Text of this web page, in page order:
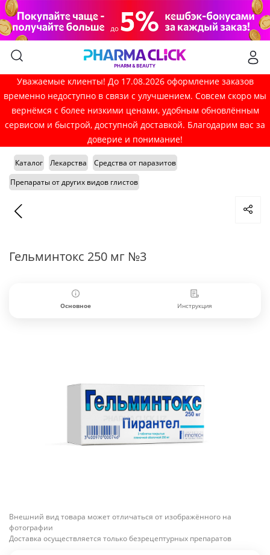
Уважаемые клиенты! До 17.08.2026 оформление заказов
временно недоступно в связи с улучшением. Совсем скоро мы
вернёмся с более низкими ценами, удобным обновлённым
сервисом и быстрой, доступной доставкой. Благодарим вас за
доверие и понимание!
Каталог Лекарства
Средства от паразитов
Препараты от других видов глистов
Гельминтокс 250 мг №3
Основное Инструкция
Внешний вид товара может отличаться от изображённого на
фотографии
Доставка осуществляется только безрецептурных препаратов